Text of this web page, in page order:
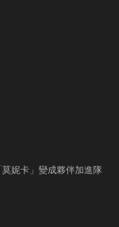
妮卡」變成夥伴加進隊